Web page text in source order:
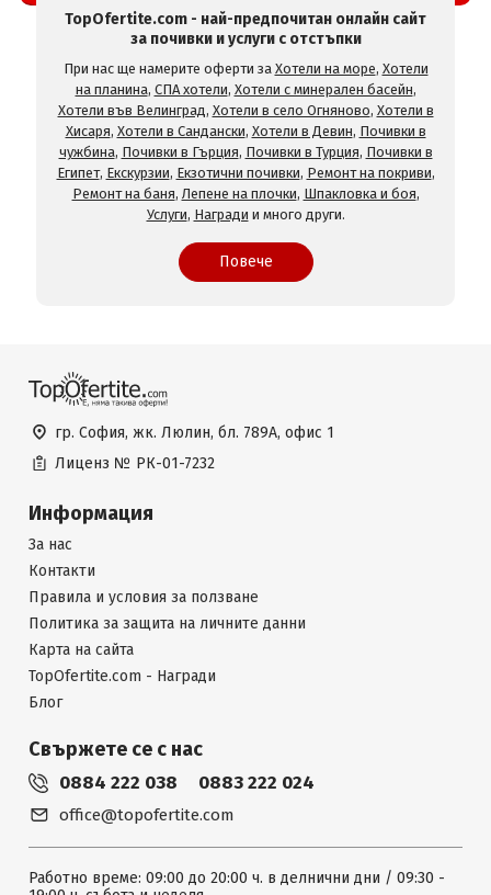
TopOfertite.com - най-предпочитан онлайн сайт
за почивки и услуги с отстъпки
При нас ще намерите оферти за Хотели на море, Хотели
на планина, СПА хотели, Хотели с минерален басейн,
Хотели във Велинград, Хотели в село Огняново, Хотели в
Хисаря, Хотели в Сандански, Хотели в Девин, Почивки в
чужбина, Почивки в Гърция, Почивки в Турция, Почивки в
Египет, Екскурзии, Екзотични почивки, Ремонт на покриви,
Ремонт на баня, Лепене на плочки, Шпакловка и боя,
Услуги, Награди и много други.
Повече
гр. София, жк. Люлин, бл. 789А, офис 1
Лиценз № РК-01-7232
Информация
За нас
Контакти
Правила и условия за ползване
Политика за защита на личните данни
Карта на сайта
TopOfertite.com - Награди
Блог
Свържете се с нас
0884 222 038 0883 222 024
office@topofertite.com
Работно време: 09:00 до 20:00 ч. в делнични дни / 09:30 -